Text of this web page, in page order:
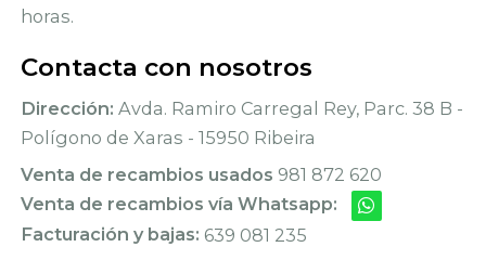
horas.
Contacta con nosotros
Dirección: Avda. Ramiro Carregal Rey, Parc. 38 B -
Polígono de Xaras - 15950 Ribeira
Venta de recambios usados 981 872 620
Venta de recambios vía Whatsapp:
Facturación y bajas: 639 081 235